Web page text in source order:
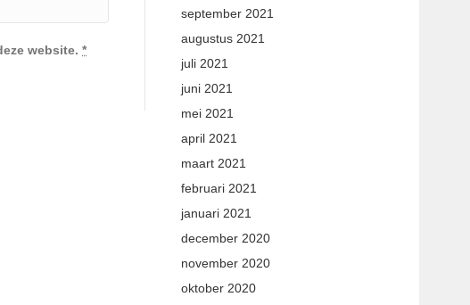
website. *
september 2021
augustus 2021
juli 2021
juni 2021
mei 2021
april 2021
maart 2021
februari 2021
januari 2021
december 2020
november 2020
oktober 2020